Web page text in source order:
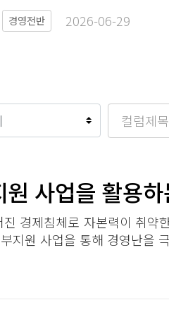
경영전반 2026-06-29​
사업을 활용하
경제침체로 자본력이 취
지원 사업을 통해 경영난을